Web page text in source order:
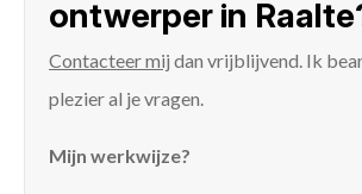
ontwerper in
Contacteer mij dan vrijblijvend. Ik
plezier al je vragen.
Mijn werkwijze?